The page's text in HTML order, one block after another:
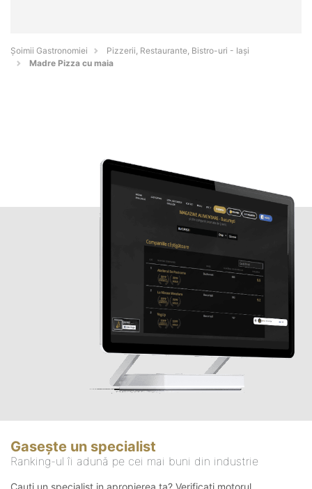
Șoimii Gastronomiei
Pizzerii, Restaurante, Bistro-uri - Iaşi
Madre Pizza cu maia
Gasește un specialist
Ranking-ul îi adună pe cei mai buni din industrie
Cauți un specialist in apropierea ta? Verificați motorul